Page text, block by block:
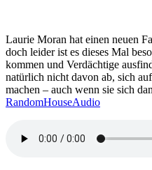
Laurie Moran hat einen neuen
doch leider ist es dieses Mal
kommen und Verdächtige
natürlich nicht davon ab, sich
machen – auch wenn sie sich
RandomHouseAudio